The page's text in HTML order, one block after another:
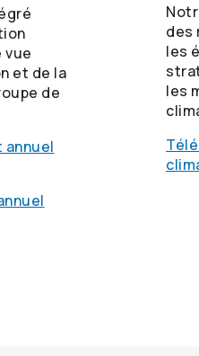
vue
et de la
de
des
les
les